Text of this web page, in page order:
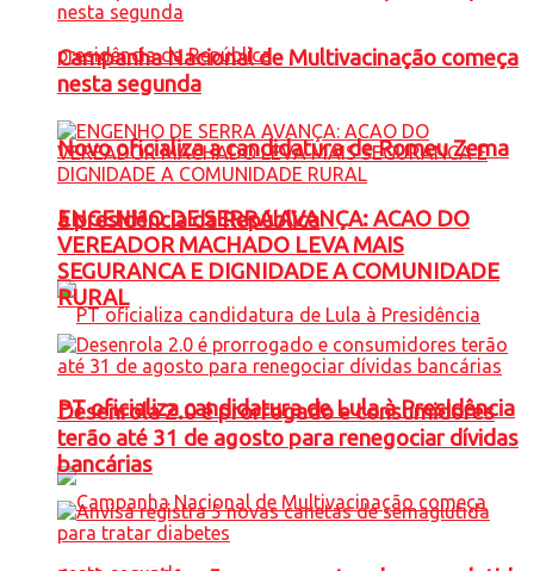
Novo oficializa a candidatura de Romeu Zema
à presidência da República
PT oficializa candidatura de Lula à Presidência
Campanha Nacional de Multivacinação começa
nesta segunda
ENGENHO DE SERRA AVANÇA: ACAO DO
VEREADOR MACHADO LEVA MAIS
SEGURANCA E DIGNIDADE A COMUNIDADE
RURAL
Desenrola 2.0 é prorrogado e consumidores
terão até 31 de agosto para renegociar dívidas
bancárias